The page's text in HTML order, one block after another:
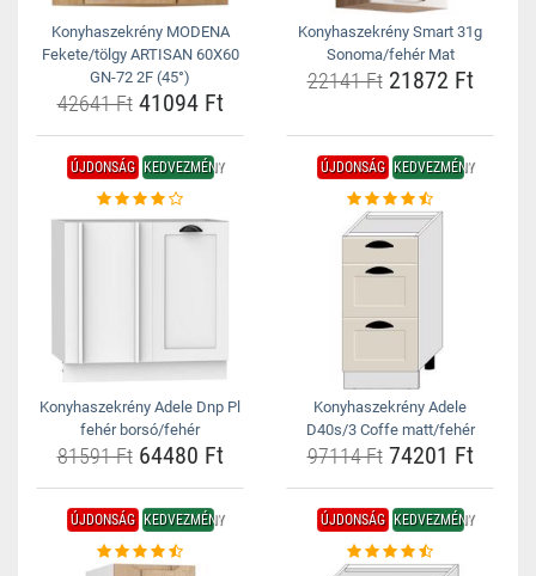
Konyhaszekrény MODENA
Fekete/tölgy ARTISAN 60X60
GN-72 2F (45°)
42641 Ft41094 Ft
Konyhaszekrény Smart 31g
Sonoma/fehér Mat
22141 Ft21872 Ft
ÚJDONSÁG KEDVEZMÉNY
Konyhaszekrény Adele Dnp Pl
fehér borsó/fehér
81591 Ft64480 Ft
ÚJDONSÁG KEDVEZMÉNY
Konyhaszekrény Adele
D40s/3 Coffe matt/fehér
97114 Ft74201 Ft
ÚJDONSÁG KEDVEZMÉNY ÚJDONSÁG KEDVEZMÉNY